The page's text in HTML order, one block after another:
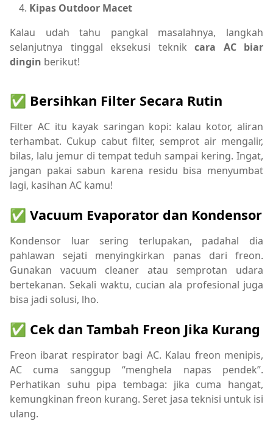
Kipas Outdoor Macet
Kalau udah tahu pangkal masalahnya, langkah
selanjutnya tinggal eksekusi teknik cara AC biar
dingin berikut!
✅ Bersihkan Filter Secara Rutin
Filter AC itu kayak saringan kopi: kalau kotor, aliran
terhambat. Cukup cabut filter, semprot air mengalir,
bilas, lalu jemur di tempat teduh sampai kering. Ingat,
jangan pakai sabun karena residu bisa menyumbat
lagi, kasihan AC kamu!
✅ Vacuum Evaporator dan Kondensor
Kondensor luar sering terlupakan, padahal dia
pahlawan sejati menyingkirkan panas dari freon.
Gunakan vacuum cleaner atau semprotan udara
bertekanan. Sekali waktu, cucian ala profesional juga
bisa jadi solusi, lho.
✅ Cek dan Tambah Freon Jika Kurang
Freon ibarat respirator bagi AC. Kalau freon menipis,
AC cuma sanggup “menghela napas pendek”.
Perhatikan suhu pipa tembaga: jika cuma hangat,
kemungkinan freon kurang. Seret jasa teknisi untuk isi
ulang.